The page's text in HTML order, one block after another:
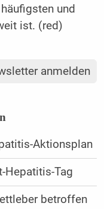
und
ist. (red)
anmelden
Aktionsplan
Hepatitis-Tag
betroffen